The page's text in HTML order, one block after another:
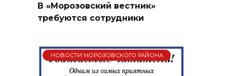
В «Морозовский вестник»
требуются сотрудники
НОВОСТИ МОРОЗОВСКОГО РАЙОНА